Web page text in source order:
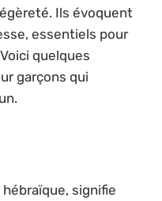
Ils évoquent
essentiels pour
quelques
garçons qui
hébraïque, signifie